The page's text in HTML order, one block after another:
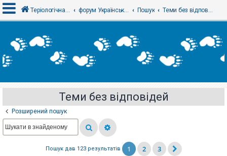
х
і
е
с
т
р
Теріологічна школа форум Українського теріологічного товариства Пошук Теми без відповідей
Теми без відповідей
Розширений пошук
Пошук дав 123 результатів 1 2 3